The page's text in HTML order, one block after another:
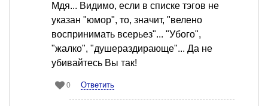
Мдя... Видимо, если в списке тэгов не
указан "юмор", то, значит, "велено
воспринимать всерьез"... "Убого",
"жалко", "душераздирающе"... Да не
убивайтесь Вы так!
0 Ответить